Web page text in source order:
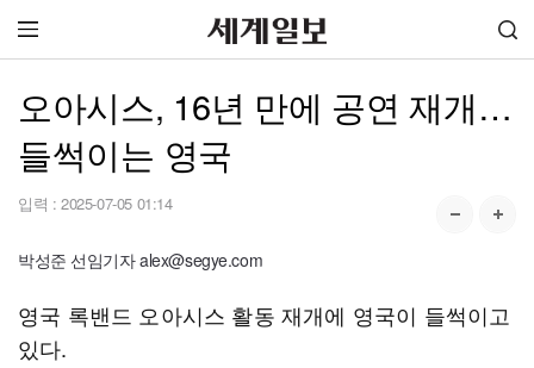
오아시스, 16년 만에 공연 재개…
들썩이는 영국
입력 : 2025-07-05 01:14
박성준 선임기자 alex@segye.com
영국 록밴드 오아시스 활동 재개에 영국이 들썩이고
있다.